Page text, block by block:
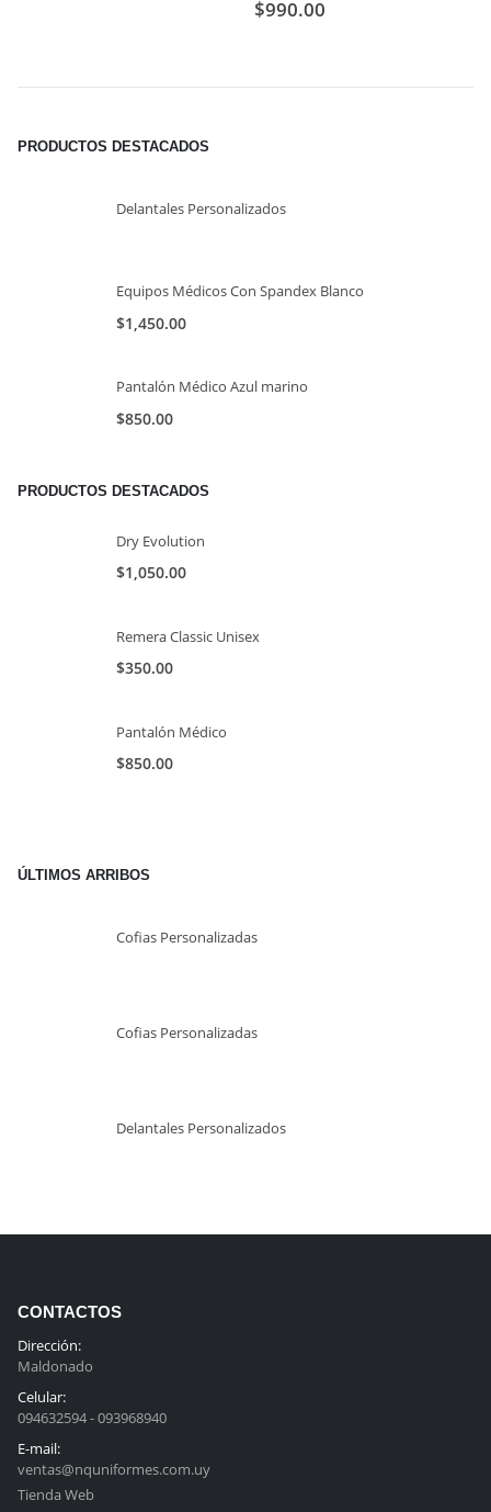
$990.00
PRODUCTOS DESTACADOS
Delantales Personalizados
Equipos Médicos Con Spandex Blanco
$1,450.00
Pantalón Médico Azul marino
$850.00
PRODUCTOS DESTACADOS
Dry Evolution
$1,050.00
Remera Classic Unisex
$350.00
Pantalón Médico
$850.00
ÚLTIMOS ARRIBOS
Cofias Personalizadas
Cofias Personalizadas
Delantales Personalizados
CONTACTOS
Dirección:
Maldonado
Celular:
094632594 - 093968940
E-mail:
ventas@nquniformes.com.uy
Tienda Web